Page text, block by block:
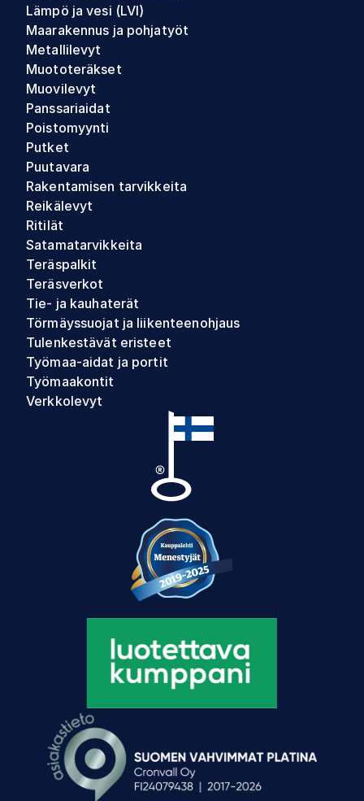
Lämpö ja vesi (LVI)
Maarakennus ja pohjatyöt
Metallilevyt
Muototeräkset
Muovilevyt
Panssariaidat
Poistomyynti
Putket
Puutavara
Rakentamisen tarvikkeita
Reikälevyt
Ritilät
Satamatarvikkeita
Teräspalkit
Teräsverkot
Tie- ja kauhaterät
Törmäyssuojat ja liikenteenohjaus
Tulenkestävät eristeet
Työmaa-aidat ja portit
Työmaakontit
Verkkolevyt